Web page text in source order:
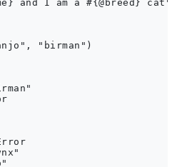
and I am a #{@breed} cat"
"birman")